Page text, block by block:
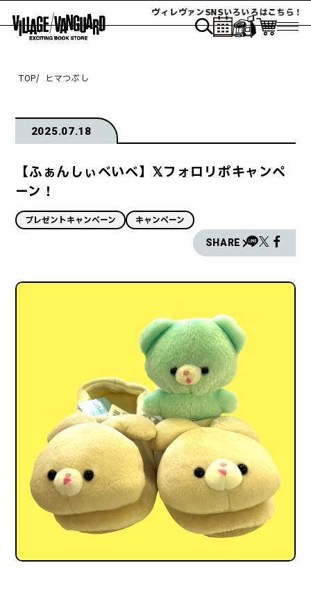
ヴィレヴァンSNSいろいろはこちら！
TOP ヒマつぶし
2025.07.18
【ふぁんしぃべいべ】𝕏フォロリポキャンペ
ーン！
プレゼントキャンペーン キャンペーン
SHARE